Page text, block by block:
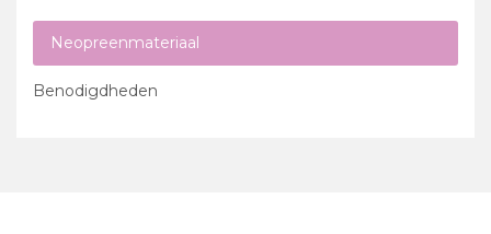
Neopreenmateriaal
Benodigdheden